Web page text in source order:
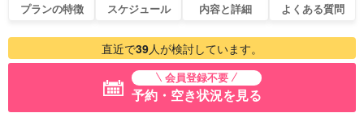
プランの特徴 スケジュール 内容と詳細 よくある質問
直近で39人が検討しています。
会員登録不要
予約・空き状況を見る